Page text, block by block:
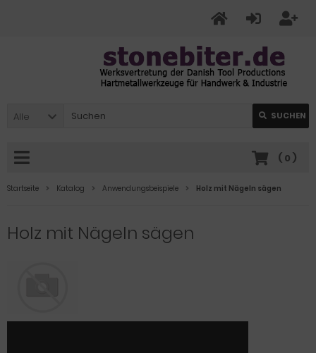
Alle SUCHEN
( 0 )
Startseite Katalog Anwendungsbeispiele Holz mit Nägeln sägen
Holz mit Nägeln sägen